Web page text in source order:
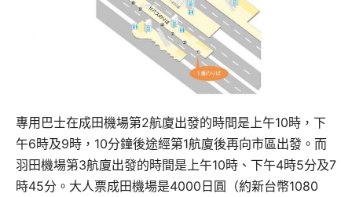
專用巴士在成田機場第2航廈出發的時間是上午10時，下
午6時及9時，10分鐘後途經第1航廈後再向市區出發。而
羽田機場第3航廈出發的時間是上午10時、下午4時5分及7
時45分。大人票成田機場是4000日圓（約新台幣1080